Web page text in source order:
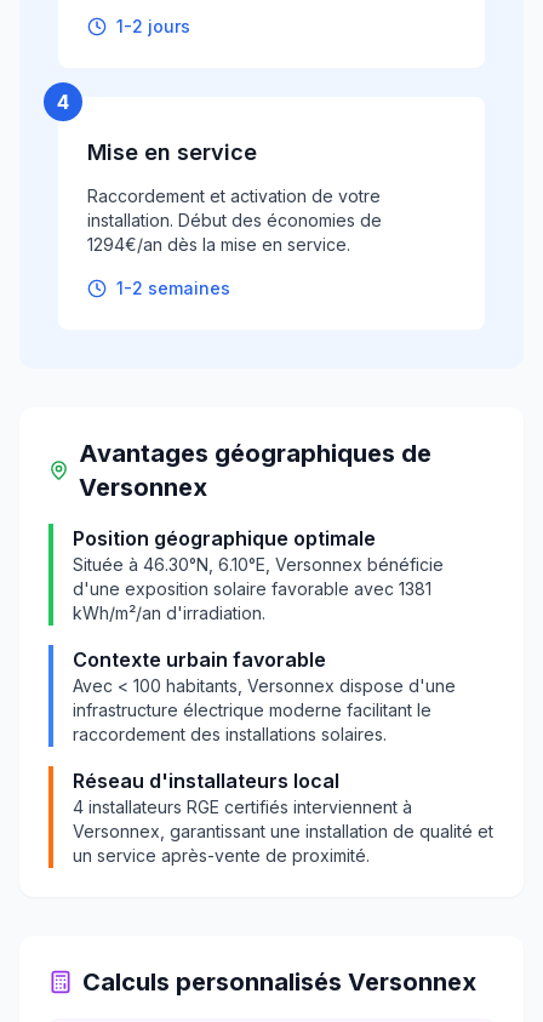
1-2 jours
4
Mise en service
Raccordement et activation de votre
installation. Début des économies de
1294€/an dès la mise en service.
1-2 semaines
Avantages géographiques de
Versonnex
Position géographique optimale
Située à 46.30°N, 6.10°E, Versonnex bénéficie
d'une exposition solaire favorable avec 1381
kWh/m²/an d'irradiation.
Contexte urbain favorable
Avec < 100 habitants, Versonnex dispose d'une
infrastructure électrique moderne facilitant le
raccordement des installations solaires.
Réseau d'installateurs local
4 installateurs RGE certifiés interviennent à
Versonnex , garantissant une installation de qualité et
un service après-vente de proximité.
Calculs personnalisés Versonnex